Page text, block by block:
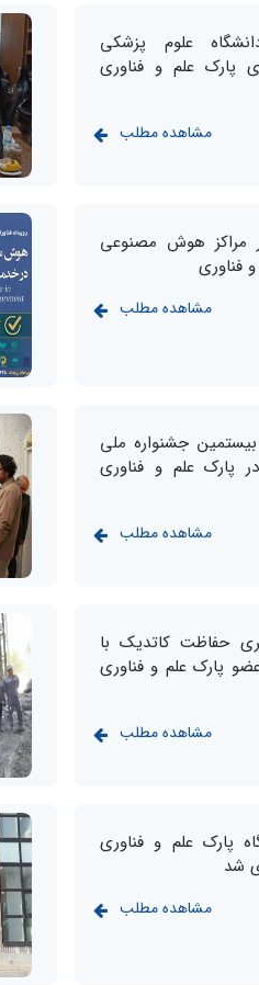
علوم پزشکی
پارک علم و فناوری
مشاهده مطلب
مراکز هوش مصنوعی
فناوری
مشاهده مطلب
بیستمین جشنواره ملی
پارک علم و فناوری
مشاهده مطلب
حفاظت کاتدیک با
پارک علم و فناوری
مشاهده مطلب
پارک علم و فناوری
شد
مشاهده مطلب